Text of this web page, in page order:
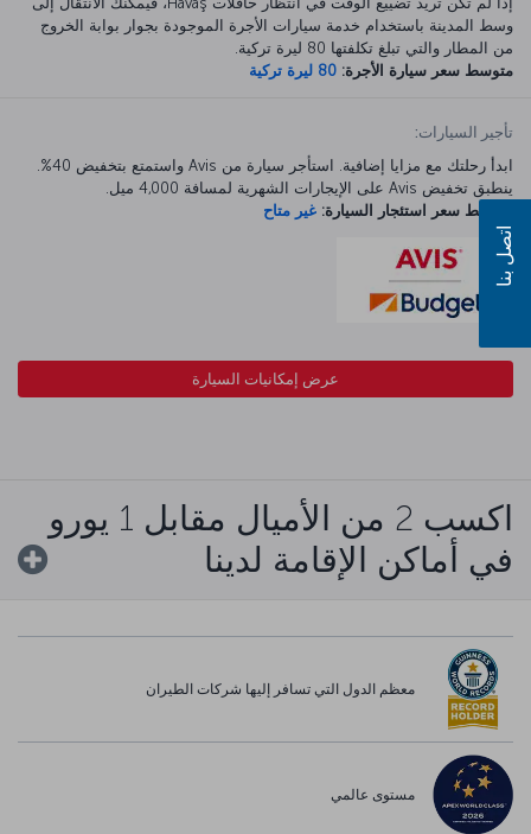
وسط المدينة باستخدام خدمة سيارات الأجرة الموجودة بجوار بوابة الخروج
من المطار والتي تبلغ تكلفتها 80 ليرة تركية.
متوسط سعر سيارة الأجرة: 80 ليرة تركية
تأجير السيارات:
ابدأ رحلتك مع مزايا إضافية. استأجر سيارة من Avis واستمتع بتخفيض 40%.
ينطبق تخفيض Avis على الإيجارات الشهرية لمسافة 4,000 ميل.
متوسط سعر استئجار السيارة: غير متاح
عرض إمكانيات السيارة
اكسب 2 من الأميال مقابل 1 يورو
في أماكن الإقامة لدينا
معظم الدول التي تسافر إليها شركات الطيران
مستوى عالمي
اتصل بنا